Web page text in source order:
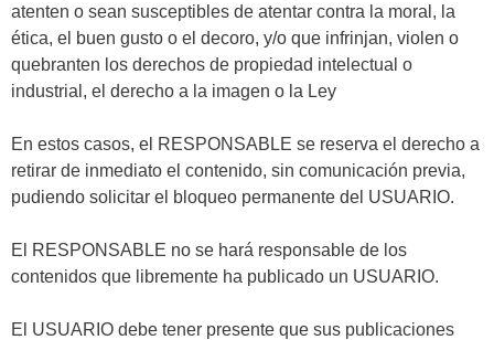
atenten o sean susceptibles de atentar contra la moral, la
ética, el buen gusto o el decoro, y/o que infrinjan, violen o
quebranten los derechos de propiedad intelectual o
industrial, el derecho a la imagen o la Ley
En estos casos, el RESPONSABLE se reserva el derecho a
retirar de inmediato el contenido, sin comunicación previa,
pudiendo solicitar el bloqueo permanente del USUARIO.
El RESPONSABLE no se hará responsable de los
contenidos que libremente ha publicado un USUARIO.
El USUARIO debe tener presente que sus publicaciones